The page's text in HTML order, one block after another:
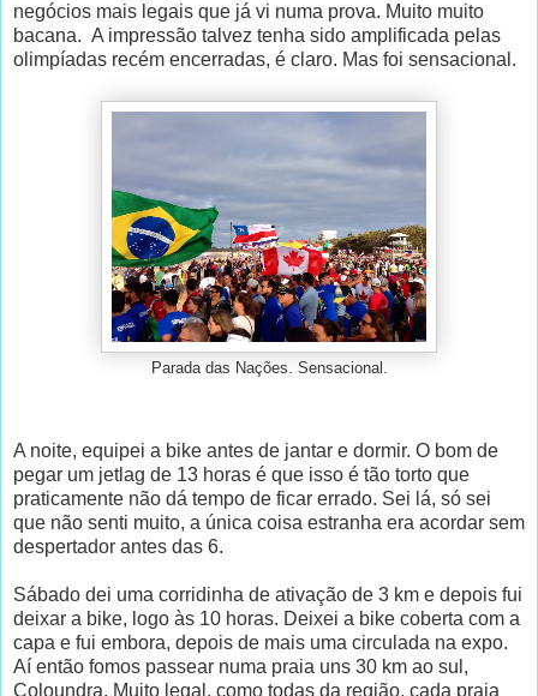
negócios mais legais que já vi numa prova. Muito muito
bacana. A impressão talvez tenha sido amplificada pelas
olimpíadas recém encerradas, é claro. Mas foi sensacional.
Parada das Nações. Sensacional.
A noite, equipei a bike antes de jantar e dormir. O bom de
pegar um jetlag de 13 horas é que isso é tão torto que
praticamente não dá tempo de ficar errado. Sei lá, só sei
que não senti muito, a única coisa estranha era acordar sem
despertador antes das 6.
Sábado dei uma corridinha de ativação de 3 km e depois fui
deixar a bike, logo às 10 horas. Deixei a bike coberta com a
capa e fui embora, depois de mais uma circulada na expo.
Aí então fomos passear numa praia uns 30 km ao sul,
Coloundra. Muito legal, como todas da região, cada praia